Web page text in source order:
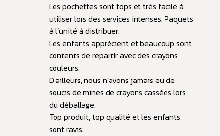
Les pochettes sont tops et très facile à
utiliser lors des services intenses. Paquets
à l’unité à distribuer.
Les enfants apprécient et beaucoup sont
contents de repartir avec des crayons
couleurs.
D’ailleurs, nous n’avons jamais eu de
soucis de mines de crayons cassées lors
du déballage.
Top produit, top qualité et les enfants
sont ravis.